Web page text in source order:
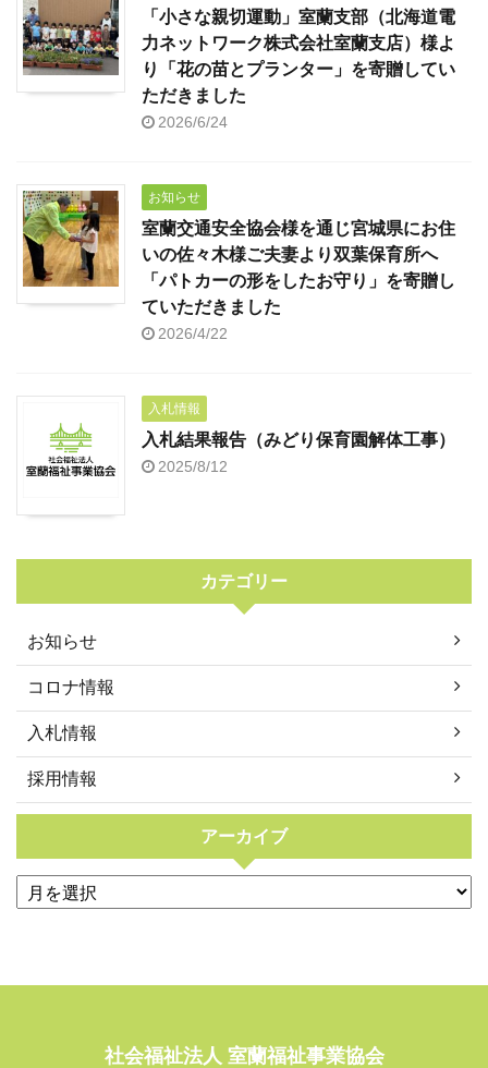
「小さな親切運動」室蘭支部（北海道電
力ネットワーク株式会社室蘭支店）様よ
り「花の苗とプランター」を寄贈してい
ただきました
2026/6/24
お知らせ
室蘭交通安全協会様を通じ宮城県にお住
いの佐々木様ご夫妻より双葉保育所へ
「パトカーの形をしたお守り」を寄贈し
ていただきました
2026/4/22
入札情報
入札結果報告（みどり保育園解体工事）
2025/8/12
カテゴリー
お知らせ
コロナ情報
入札情報
採用情報
アーカイブ
社会福祉法人 室蘭福祉事業協会